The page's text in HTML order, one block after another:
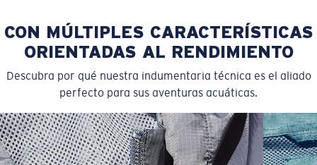
CON MÚLTIPLES CARACTERÍSTICAS
ORIENTADAS AL RENDIMIENTO
Descubra por qué nuestra indumentaria técnica es el aliado
perfecto para sus aventuras acuáticas.